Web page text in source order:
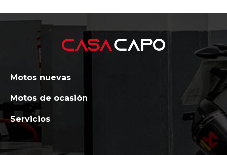
Motos nuevas
Motos de ocasión
Servicios